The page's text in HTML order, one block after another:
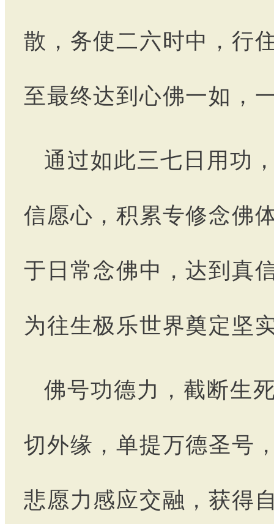
散，务使二六时中，行
至最终达到心佛一如，
通过如此三七日用功
信愿心，积累专修念佛
于日常念佛中，达到真
为往生极乐世界奠定坚
佛号功德力，截断生
切外缘，单提万德圣号
悲愿力感应交融，获得